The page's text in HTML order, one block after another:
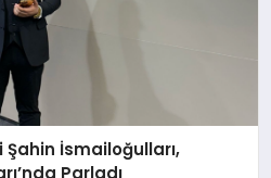
Şahin İsmailoğulları,